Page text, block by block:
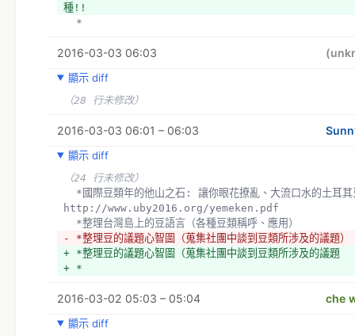
種!!
  *
2016-03-03 06:03
顯示 diff
（28 行未修改）
2016-03-03 06:01 – 06:03
顯示 diff
（24 行未修改）
http://www.uby2016.org/yemeken.pdf
  *整理台灣島上的豆語言（各種豆類稱呼、應用）
- *整理豆的議題心智圖（蒐集社團中談到豆類所涉及的議題）
+ *整理豆的議題心智圖（蒐集社團中談到豆類所涉及的議題
+ *
2016-03-02 05:03 – 05:04 che
顯示 diff